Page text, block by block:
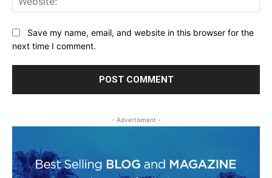
Save my name, email, and website in this browser for the
next time I comment.
- Advertisment -